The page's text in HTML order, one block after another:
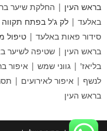
בראש העין | החלקת שיער
באלעד | לק ג'ל בפתח תקווה
סידור פאות באלעד | טיפול
בראש העין | שטיפה לשיער
בליאז' | גווני שמש |
לנשף | איפור לאירועים |
בראש העין